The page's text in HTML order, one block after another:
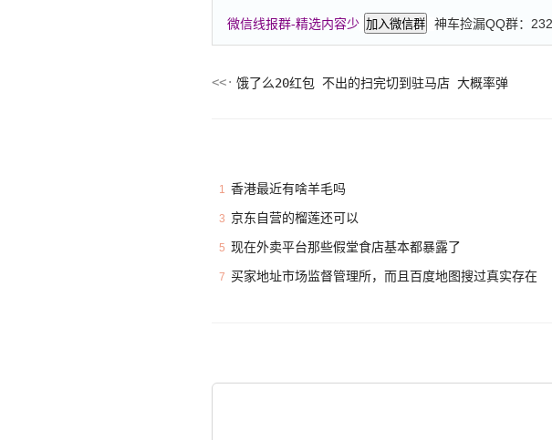
微信线报群-精选内容少 加入微信群 神车捡漏QQ群：
饿了么20红包 不出的扫完切到驻马店 大概率弹
1 香港最近有啥羊毛吗
3 京东自营的榴莲还可以
5 现在外卖平台那些假堂食店基本都暴露了
7 买家地址市场监督管理所，而且百度地图搜过真实存在